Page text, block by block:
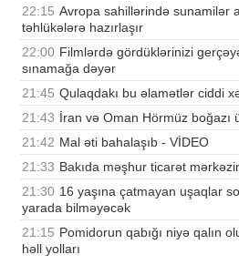
22:15 Avropa sahillərində sunamilər
təhlükələrə hazırlaşır
22:00 Filmlərdə gördüklərinizi
sınamağa dəyər
21:45 Qulaqdakı bu əlamətlər ciddi
21:43 İran və Oman Hörmüz boğazı
21:42 Mal əti bahalaşıb - VİDEO
21:33 Bakıda məşhur ticarət
21:30 16 yaşına çatmayan uşaqlar
yarada bilməyəcək
21:15 Pomidorun qabığı niyə qalın
həll yolları